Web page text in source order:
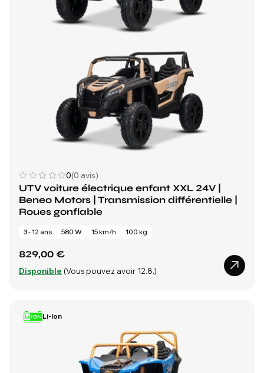
0(0 avis)
UTV voiture électrique enfant XXL 24V |
Beneo Motors | Transmission différentielle |
Roues gonflable
3 - 12 ans 580 W 15 km/h 100 kg
829,00 €
Disponible (Vous pouvez avoir 12.8.)
Li-Ion